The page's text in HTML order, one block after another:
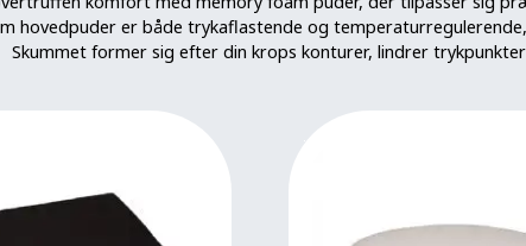
hovedpuder er både trykaflastende og
Skummet former sig efter din krops konturer, lindrer